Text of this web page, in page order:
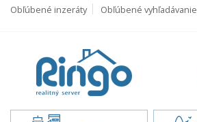
Obľúbené inzeráty Obľúbené vyhľadávanie